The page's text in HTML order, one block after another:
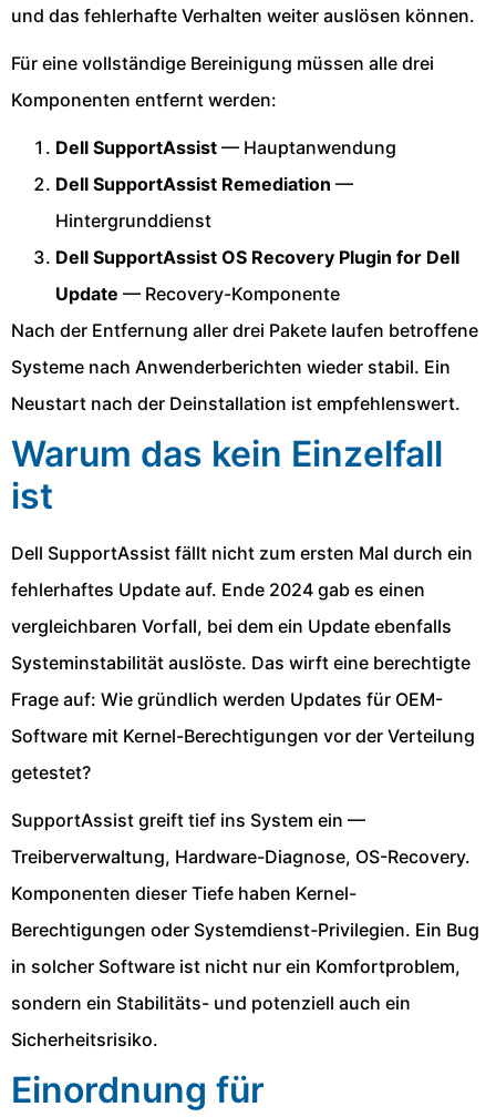
und das fehlerhafte Verhalten weiter auslösen können.
Für eine vollständige Bereinigung müssen alle drei
Komponenten entfernt werden:
Dell SupportAssist — Hauptanwendung
Dell SupportAssist Remediation —
Hintergrunddienst
Dell SupportAssist OS Recovery Plugin for Dell
Update — Recovery-Komponente
Nach der Entfernung aller drei Pakete laufen betroffene
Systeme nach Anwenderberichten wieder stabil. Ein
Neustart nach der Deinstallation ist empfehlenswert.
Warum das kein Einzelfall
ist
Dell SupportAssist fällt nicht zum ersten Mal durch ein
fehlerhaftes Update auf. Ende 2024 gab es einen
vergleichbaren Vorfall, bei dem ein Update ebenfalls
Systeminstabilität auslöste. Das wirft eine berechtigte
Frage auf: Wie gründlich werden Updates für OEM-
Software mit Kernel-Berechtigungen vor der Verteilung
getestet?
SupportAssist greift tief ins System ein —
Treiberverwaltung, Hardware-Diagnose, OS-Recovery.
Komponenten dieser Tiefe haben Kernel-
Berechtigungen oder Systemdienst-Privilegien. Ein Bug
in solcher Software ist nicht nur ein Komfortproblem,
sondern ein Stabilitäts- und potenziell auch ein
Sicherheitsrisiko.
Einordnung für